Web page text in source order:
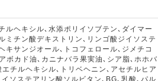
ルヘキシル､水添ポリイソブテン､ダイマー
ミチン酸デキストリン､リンゴ酸ジイソステ
サンジオール､トコフェロール､ジメチコ
ボカド油､カニナバラ果実油､シア脂､ホホバ
チルヘキシル､トリベヘニン､アセチルヒア
ソステアリン酸ソルビタン､BG､乳酸､パル